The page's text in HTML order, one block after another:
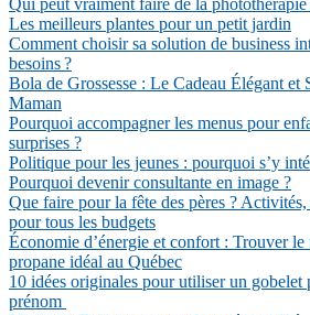
Qui peut vraiment faire de la photothérapie
Les meilleurs plantes pour un petit jardin
Comment choisir sa solution de business
besoins ?
Bola de Grossesse : Le Cadeau Élégant
Maman
Pourquoi accompagner les menus pour
surprises ?
Politique pour les jeunes : pourquoi s’y
Pourquoi devenir consultante en image ?
Que faire pour la fête des pères ? Activités,
pour tous les budgets
Économie d’énergie et confort : Trouver le
propane idéal au Québec
10 idées originales pour utiliser un gobelet
prénom